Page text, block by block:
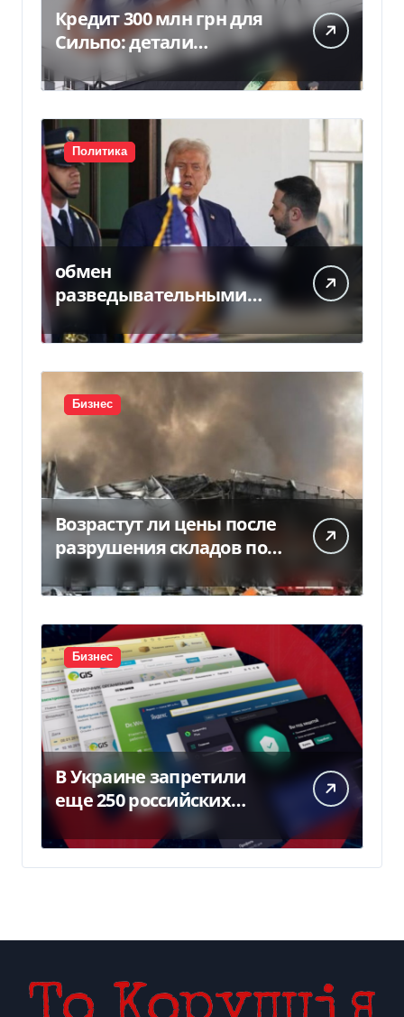
Кредит 300 млн грн для
Сильпо: детали
соглашения с
Ощадбанком
Политика
обмен
разведывательными
данными между
Украиной и США
значительно вырос, —
Politico
Бизнес
Возрастут ли цены после
разрушения складов под
Бизнес
В Украине запретили
еще 250 российских
программ и видов
оборудования — Delo.ua